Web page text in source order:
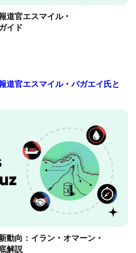
道官エスマイル・
イド
道官エスマイル・バガエイ氏と
動向：イラン・オマーン・
解説